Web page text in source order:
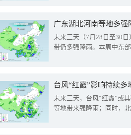
广东湖北河南等地多
未来三天（7月28日至30
带仍多强降雨。本周中东
台风“红霞”影响持续
未来三天，台风“红霞”或
等地带来强降雨；同时，